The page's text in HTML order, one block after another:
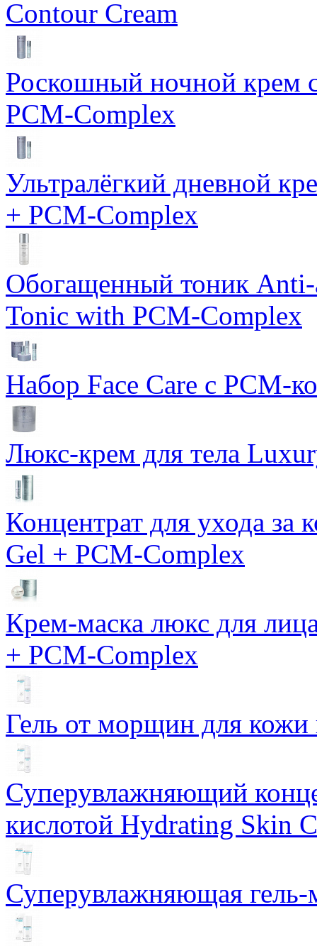
Contour Cream
Роскошный ночной крем
PCM-Complex
Ультралёгкий дневной
+ PCM-Complex
Обогащенный тоник Anti-
Tonic with PCM-Complex
Набор Face Care с PCM-
Люкс-крем для тела
Концентрат для ухода за
Gel + PCM-Complex
Крем-маска люкс для
+ PCM-Complex
Гель от морщин для кожи
Суперувлажняющий
кислотой Hydrating Skin
Суперувлажняющая